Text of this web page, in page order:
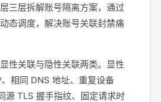
三层拆解账号隔离方案，通过
态调度，解决账号关联封禁痛
性关联与隐性关联两类。显性
相同 DNS 地址、重复设备
源 TLS 握手指纹、固定请求时